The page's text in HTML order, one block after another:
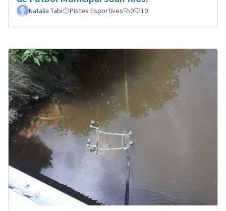
Natalia Tabi Pistes Esportives 0 10